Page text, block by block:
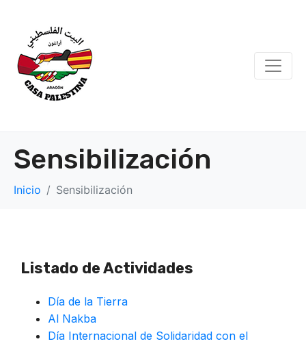
Sensibilización
Inicio Sensibilización
Listado de Actividades
Día de la Tierra
Al Nakba
Día Internacional de Solidaridad con el